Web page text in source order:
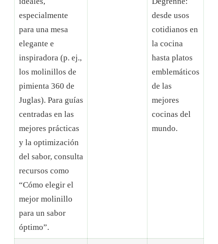
especialmente
para una mesa
elegante e
inspiradora (p. ej.,
los molinillos de
pimienta 360 de
Juglas). Para guías
centradas en las
mejores prácticas
y la optimización
del sabor, consulta
recursos como
“Cómo elegir el
mejor molinillo
para un sabor
óptimo”.
desde usos
cotidianos en
la cocina
hasta platos
emblemáticos
de las
mejores
cocinas del
mundo.